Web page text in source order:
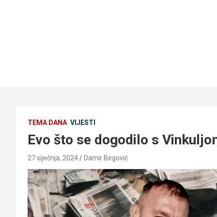
TEMA DANA VIJESTI
Evo što se dogodilo s
27 siječnja, 2024 Damir Begović